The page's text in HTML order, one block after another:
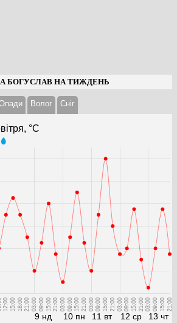
БОГУСЛАВ НА ТИЖДЕНЬ
Волог Cніг
°С
12:00 15:00 18:0021:00
9 нд
03:00 09:00 15:0021:00
10 пн
03:00 09:0015:00 21:00
11 вт
03:0009:00 15:00 21:00
12 ср
03:0009:00 15:00 21:00
13 чт
03:00 09:00 15:00 21:00